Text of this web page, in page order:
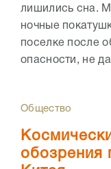
лишились сна.
ночные
поселке после
опасности, не
Общество
обозрения